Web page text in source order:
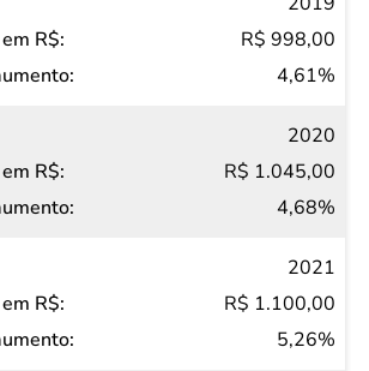
R$ 998,00
4,61%
2020
R$ 1.045,00
4,68%
2021
R$ 1.100,00
5,26%